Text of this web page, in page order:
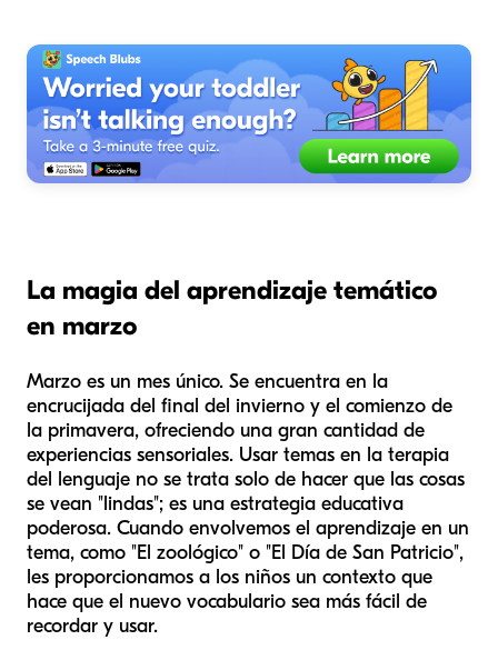
La magia del aprendizaje temático
en marzo
Marzo es un mes único. Se encuentra en la
encrucijada del final del invierno y el comienzo de
la primavera, ofreciendo una gran cantidad de
experiencias sensoriales. Usar temas en la terapia
del lenguaje no se trata solo de hacer que las cosas
se vean "lindas"; es una estrategia educativa
poderosa. Cuando envolvemos el aprendizaje en un
tema, como "El zoológico" o "El Día de San Patricio",
les proporcionamos a los niños un contexto que
hace que el nuevo vocabulario sea más fácil de
recordar y usar.